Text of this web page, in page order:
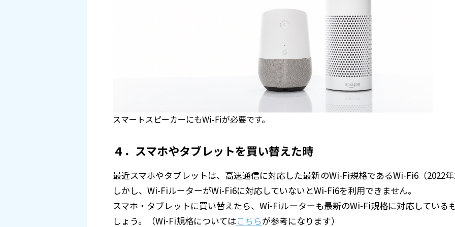
スマートスピーカーにもWi-Fiが必要です。
４．スマホやタブレットを買い替えた時
最近スマホやタブレットは、高速通信に対応した最新のWi-Fi規格であるWi-Fi6（2022
しかし、Wi-FiルーターがWi-Fi6に対応していないとWi-Fi6を利用できません。
スマホ・タブレットに買い替えたら、Wi-Fiルーターも最新のWi-Fi規格に対応している
しょう。（Wi-Fi規格についてはこちらが参考になります）